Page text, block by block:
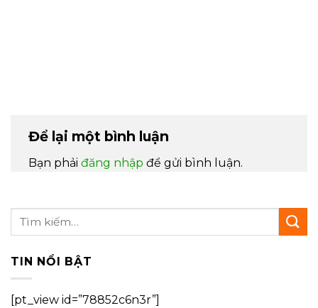
Để lại một bình luận
Bạn phải đăng nhập để gửi bình luận.
TIN NỔI BẬT
[pt_view id=”78852c6n3r”]